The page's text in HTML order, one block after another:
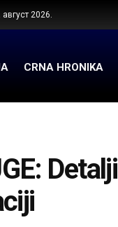
август 2026.
CRNA HRONIKA
Detalji